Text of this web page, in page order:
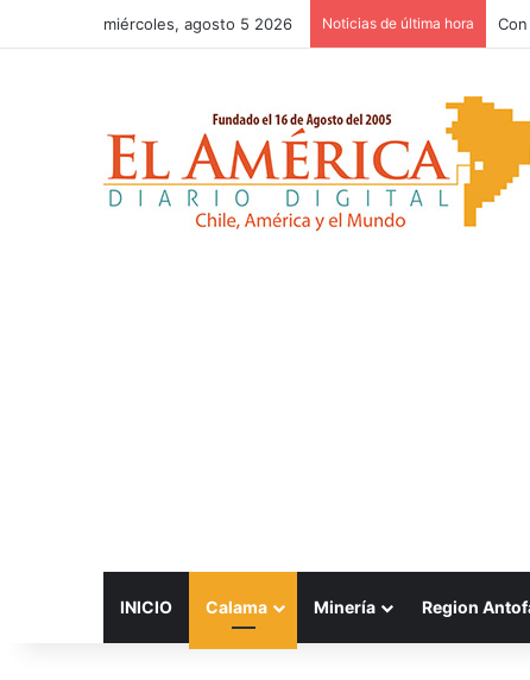
miércoles, agosto 5 2026 Noticias de última hora
INICIO Calama Minería Region